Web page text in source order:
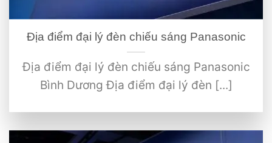
Địa điểm đại lý đèn chiếu sáng Panasonic
Địa điểm đại lý đèn chiếu sáng Panasonic
Bình Dương Địa điểm đại lý đèn [...]